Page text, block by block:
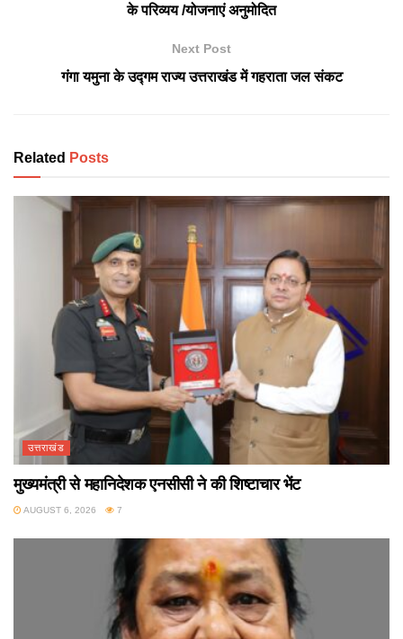
के परिव्यय /योजनाएं अनुमोदित
Next Post
गंगा यमुना के उद्गम राज्य उत्तराखंड में गहराता जल संकट
Related Posts
उत्तराखंड
मुख्यमंत्री से महानिदेशक एनसीसी ने की शिष्टाचार भेंट
AUGUST 6, 2026 7